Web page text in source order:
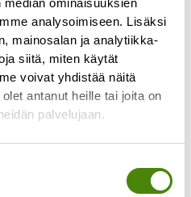
analysoimiseen. Lisäksi
mainosalan ja analytiikka-
siitä, miten käytät
voivat yhdistää näitä
antanut heille tai joita on
palvelujaan.